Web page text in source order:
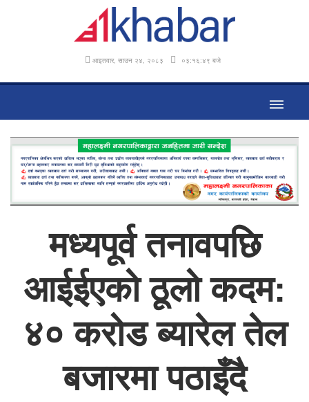
आइतवार, साउन २४, २०८३ ०३:१६:५० बजे
मध्यपूर्व तनावपछि
आईईएको ठूलो कदम:
४० करोड ब्यारेल तेल
बजारमा पठाइँदै